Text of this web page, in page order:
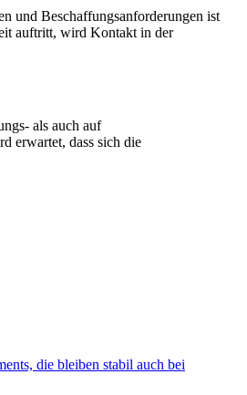
und Beschaffungsanforderungen ist
auftritt, wird Kontakt in der
als auch auf
erwartet, dass sich die
die bleiben stabil auch bei